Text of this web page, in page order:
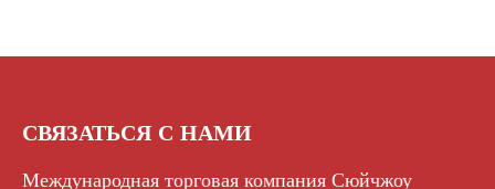
СВЯЗАТЬСЯ С НАМИ
Международная торговая компания Сюйчжоу